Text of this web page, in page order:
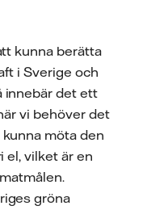
kunna berätta
i Sverige och
innebär det ett
vi behöver det
möta den
el, vilket är en
gröna